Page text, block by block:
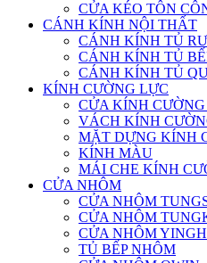
CỬA KÉO TÔN
CÁNH KÍNH NỘI THẤT
CÁNH KÍNH TỦ
CÁNH KÍNH TỦ
CÁNH KÍNH TỦ
KÍNH CƯỜNG LỰC
CỬA KÍNH
VÁCH KÍNH
MẶT DỰNG KÍNH
KÍNH MÀU
MÁI CHE KÍNH
CỬA NHÔM
CỬA NHÔM
CỬA NHÔM
CỬA NHÔM
TỦ BẾP NHÔM